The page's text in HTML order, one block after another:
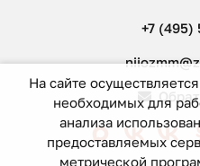
+7 (495)
На сайте
необходимых для
анализа
предоставляемых
метрической